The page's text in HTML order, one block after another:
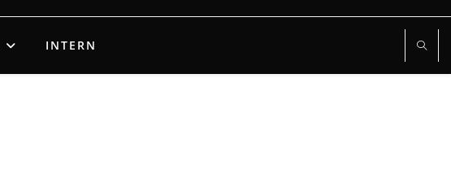
INTERN